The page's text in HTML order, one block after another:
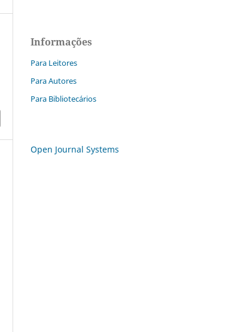
Informações
Para Leitores
Para Autores
Para Bibliotecários
Open Journal Systems